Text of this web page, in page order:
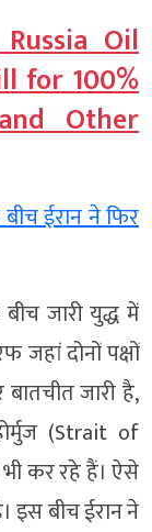
Oil
for 100%
Other
ईरान ने फिर
जारी युद्ध में
दोनों पक्षों
जारी है,
(Strait of
कर रहे हैं। ऐसे
इस बीच ईरान ने